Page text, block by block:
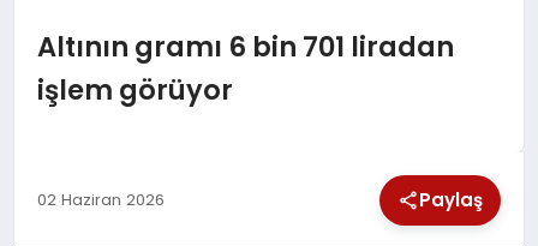
DÜNYA
SPOR
Altının gramı 6 bin 701 liradan
işlem görüyor
02 Haziran 2026 Paylaş